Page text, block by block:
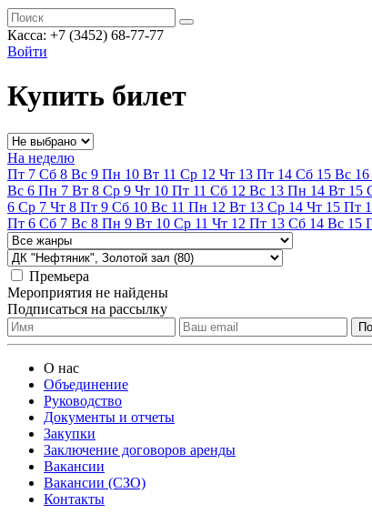
Касса: +7 (3452) 68-77-77
Войти
Купить билет
На неделю
Пт 7 Сб 8 Вс 9 Пн 10 Вт 11 Ср 12 Чт 13 Пт 14 Сб 15 Вс 16
Вс 6 Пн 7 Вт 8 Ср 9 Чт 10 Пт 11 Сб 12 Вс 13 Пн 14 Вт 15
6 Ср 7 Чт 8 Пт 9 Сб 10 Вс 11 Пн 12 Вт 13 Ср 14 Чт 15 Пт
Пт 6 Сб 7 Вс 8 Пн 9 Вт 10 Ср 11 Чт 12 Пт 13 Сб 14 Вс 15
Премьера
Мероприятия не найдены
Подписаться на рассылку
О нас
Объединение
Руководство
Документы и отчеты
Закупки
Заключение договоров аренды
Вакансии
Вакансии (СЗО)
Контакты